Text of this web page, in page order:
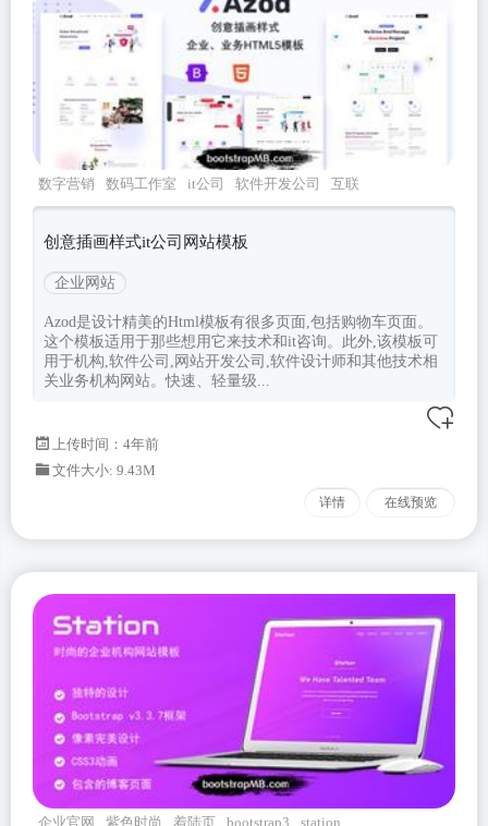
数字营销 数码工作室 it公司 软件开发公司
互联
网企业
创意插画样式it公司网站模板
企业网站
Azod是设计精美的Html模板有很多页面,包括购物车页面。
这个模板适用于那些想用它来技术和it咨询。此外,该模板可
用于机构,软件公司,网站开发公司,软件设计师和其他技术相
关业务机构网站。快速、轻量级...
上传时间：4年前
文件大小: 9.43M
详情 在线预览
企业官网 紫色时尚 着陆页 bootstrap3 station